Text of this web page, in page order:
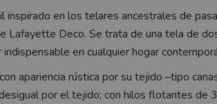
inspirado en los telares ancestrales de
Lafayette Deco. Se trata de una tela de
en cualquier hogar
apariencia rústica por su tejido –tipo
por el tejido; con hilos flotantes de